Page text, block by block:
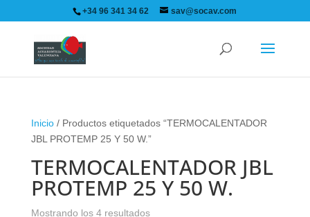
+34 96 341 34 62 sav@socav.com
Inicio/ Productos etiquetados “TERMOCALENTADOR
JBL PROTEMP 25 Y 50 W.”
TERMOCALENTADOR JBL
PROTEMP 25 Y 50 W.
Mostrando los 4 resultados